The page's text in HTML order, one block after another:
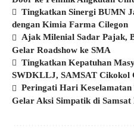
Tingkatkan Sinergi BUMN
dengan Kimia Farma Cilegon
Ajak Milenial Sadar Pajak,
Gelar Roadshow ke SMA
Tingkatkan Kepatuhan
SWDKLLJ, SAMSAT Cikokol
Peringati Hari
Gelar Aksi Simpatik di Samsat